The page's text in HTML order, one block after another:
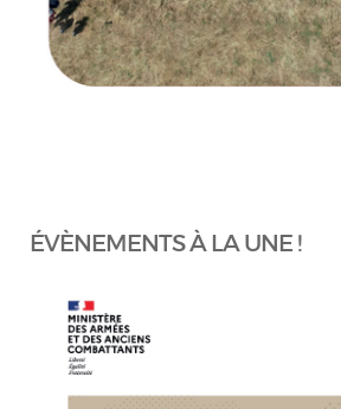
ÉVÈNEMENTS À LA UNE !